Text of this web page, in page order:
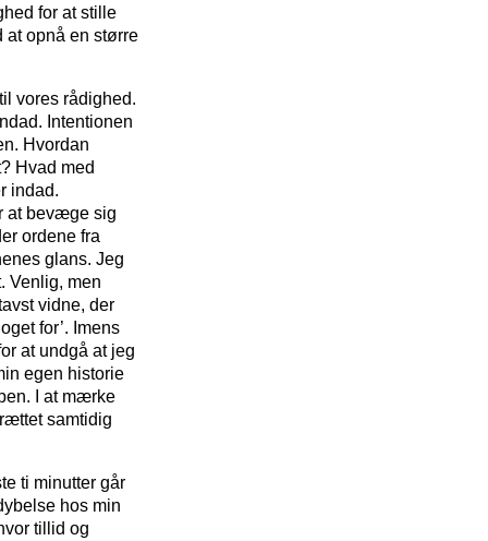
for at stille
at opnå en større
vores rådighed.
Intentionen
Hvordan
Hvad med
indad.
at bevæge sig
ordene fra
glans. Jeg
Venlig, men
vidne, der
for’. Imens
at undgå at jeg
egen historie
I at mærke
samtidig
ti minutter går
hos min
tillid og